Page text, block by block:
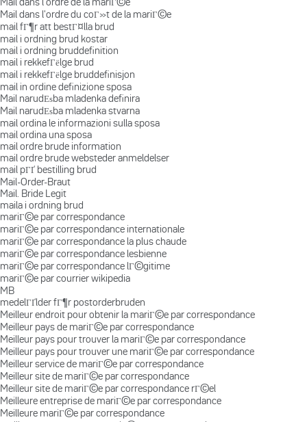
Mail dans l'ordre du coГ»t de la mariГ©e
mail fГ¶r att bestГ¤lla brud
mail i ordning brud kostar
mail i ordning bruddefinition
mail i rekkefГёlge brud
mail i rekkefГёlge bruddefinisjon
mail in ordine definizione sposa
Mail narudЕѕba mladenka definira
Mail narudЕѕba mladenka stvarna
mail ordina le informazioni sulla sposa
mail ordina una sposa
mail ordre brude information
mail ordre brude websteder anmeldelser
mail pГҐ bestilling brud
Mail-Order-Braut
Mail. Bride Legit
maila i ordning brud
mariГ©e par correspondance
mariГ©e par correspondance internationale
mariГ©e par correspondance la plus chaude
mariГ©e par correspondance lesbienne
mariГ©e par correspondance lГ©gitime
mariГ©e par courrier wikipedia
MB
medelГҐlder fГ¶r postorderbruden
Meilleur endroit pour obtenir la mariГ©e par correspondance
Meilleur pays de mariГ©e par correspondance
Meilleur pays pour trouver la mariГ©e par correspondance
Meilleur pays pour trouver une mariГ©e par correspondance
Meilleur service de mariГ©e par correspondance
Meilleur site de mariГ©e par correspondance
Meilleur site de mariГ©e par correspondance rГ©el
Meilleure entreprise de mariГ©e par correspondance
Meilleure mariГ©e par correspondance